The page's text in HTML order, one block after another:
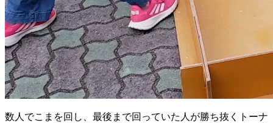
数人でこまを回し、最後まで回っていた人が勝ち抜くトーナ